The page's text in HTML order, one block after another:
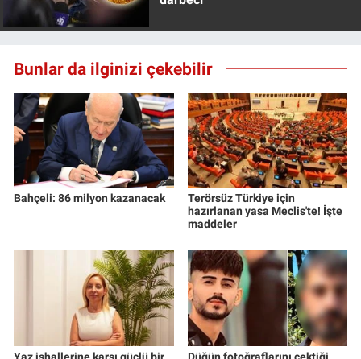
Bunlar da ilginizi çekebilir
Bahçeli: 86 milyon kazanacak
Terörsüz Türkiye için
hazırlanan yasa Meclis'te! İşte
maddeler
Yaz ishallerine karşı güçlü bir
Düğün fotoğraflarını çektiği